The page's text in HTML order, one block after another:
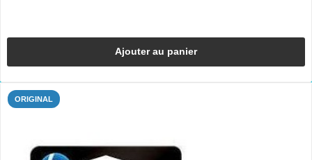
Ajouter au panier
ORIGINAL